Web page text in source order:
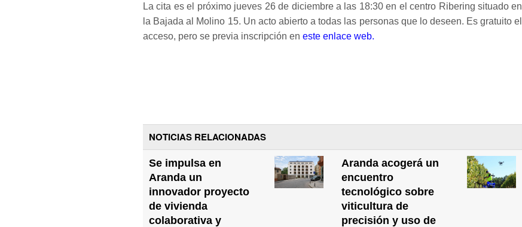
La cita es el próximo jueves 26 de diciembre a las 18:30 en el centro Ribering situado en
la Bajada al Molino 15. Un acto abierto a todas las personas que lo deseen. Es gratuito el
acceso, pero se previa inscripción en este enlace web.
NOTICIAS RELACIONADAS
Se impulsa en
Aranda un
innovador proyecto
de vivienda
colaborativa y
Aranda acogerá un
encuentro
tecnológico sobre
viticultura de
precisión y uso de